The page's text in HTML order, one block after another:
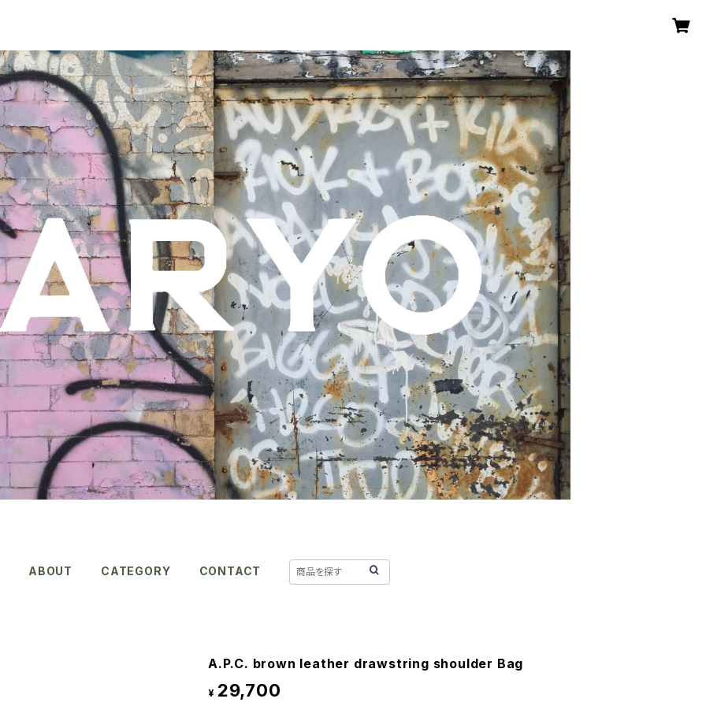
ABOUT CATEGORY CONTACT
A.P.C. brown leather drawstring shoulder Bag
¥ 29,700